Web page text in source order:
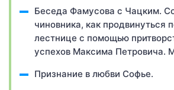
Беседа Фамусова с Чацким.
чиновника, как продвинуться
лестнице с помощью
успехов Максима Петровича.
Признание в любви Софье.